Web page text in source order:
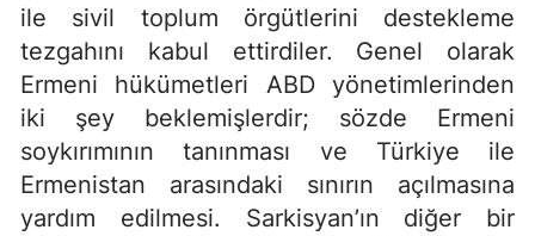
ile sivil toplum örgütlerini destekleme
tezgahını kabul ettirdiler. Genel olarak
Ermeni hükümetleri ABD yönetimlerinden
iki şey beklemişlerdir; sözde Ermeni
soykırımının tanınması ve Türkiye ile
Ermenistan arasındaki sınırın açılmasına
yardım edilmesi. Sarkisyan’ın diğer bir